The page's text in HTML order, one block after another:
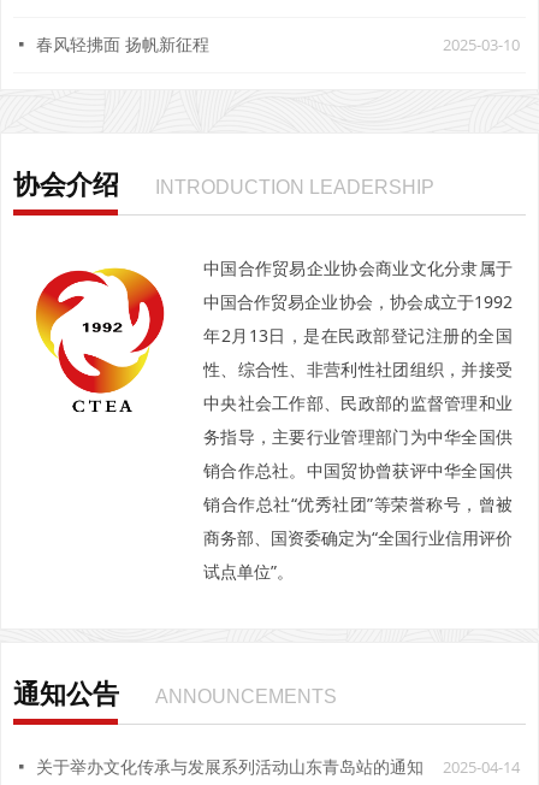
2025-03-10
넷 春风轻拂面 扬帆新征程
通知公告 ANNOUNCEMENTS
2025-04-14
넷 关于举办文化传承与发展系列活动山东青岛站的通知
协会介绍 INTRODUCTION LEADERSHIP
中国合作贸易企业协会商业文化分隶属于
中国合作贸易企业协会，协会成立于1992
年2月13日，是在民政部登记注册的全国
性、综合性、非营利性社团组织，并接受
中央社会工作部、民政部的监督管理和业
务指导，主要行业管理部门为中华全国供
销合作总社。中国贸协曾获评中华全国供
销合作总社“优秀社团”等荣誉称号，曾被
商务部、国资委确定为“全国行业信用评价
试点单位”。